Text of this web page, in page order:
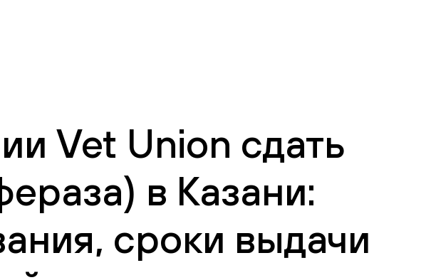
Vet Union сдать
в Казани:
сроки выдачи